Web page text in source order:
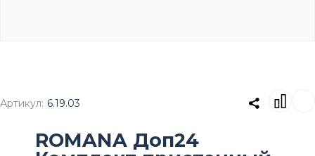
Артикул: 6.19.03
ROMANA Доп24